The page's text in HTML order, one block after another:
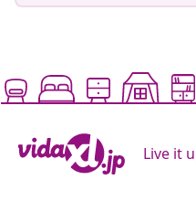
Live it